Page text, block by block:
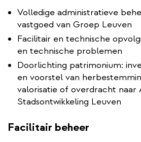
Volledige administratieve
vastgoed van Groep Leuven
Facilitair en technische
en technische problemen
Doorlichting patrimonium:
en voorstel van
valorisatie of overdracht naar
Stadsontwikkeling Leuven
Facilitair beheer